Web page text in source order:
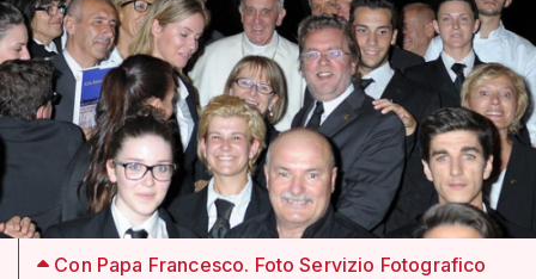
Con Papa Francesco. Foto Servizio Fotografico